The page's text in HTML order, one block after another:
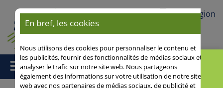
En bref, les cookies
Nous utilisons des cookies pour personnaliser le contenu et
les publicités, fournir des fonctionnalités de médias sociaux et
analyser le trafic sur notre site web. Nous partageons
également des informations sur votre utilisation de notre site
web avec nos partenaires de médias sociaux, de publicité et